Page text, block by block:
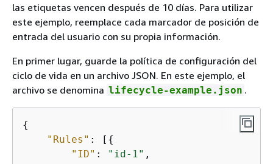
las etiquetas vencen después de 10 días. Para utilizar
este ejemplo, reemplace cada marcador de posición de
entrada del usuario con su propia información.
En primer lugar, guarde la política de configuración del
ciclo de vida en un archivo JSON. En este ejemplo, el
archivo se denomina lifecycle-example.json .
{
"Rules" : [ {
"ID" : "id-1" ,